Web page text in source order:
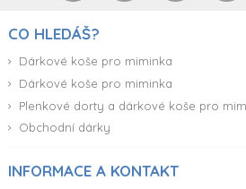
CO HLEDÁŠ?
Dárkové koše pro miminka
Dárkové koše pro miminka
Plenkové dorty a dárkové koše pro
Obchodní dárky
INFORMACE A KONTAKT